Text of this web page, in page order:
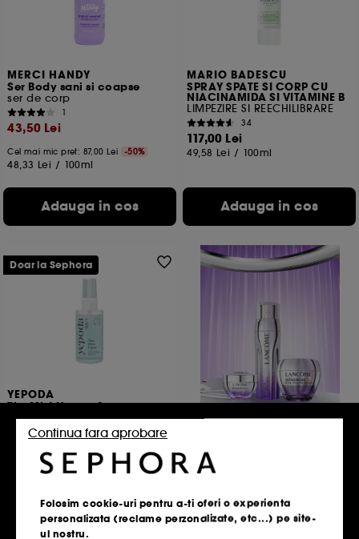
MERCI HANDY
Ser Body sani si coapse
ser de corp
1
43,50 Lei
Cel mai mic pret: 87,00 Lei -50%
48,33 Lei / 100ml
Adauga in cos
MARIO BADESCU
SPRAY SPATE SI CORP CU
NIACINAMIDA SI VITAMINE B
LIMPEZIRE SI REECHILIBRARE
34
117,00 Lei
49,58 Lei / 100ml
Adauga in cos
YEPODA
The Mist Have – Spray
hidratant cu acid hialuronic
si lavanda
161
112,00 Lei
224,00 Lei /100ml
Adauga in cos
Doar la Sephora
Folosim cookie-uri pentru a-ti oferi o experienta
personalizata (reclame perzonalizate, etc...) pe site-
ul nostru.
Continua fara aprobare